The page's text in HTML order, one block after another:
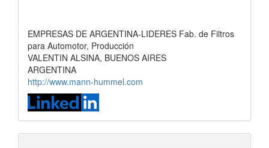
EMPRESAS DE ARGENTINA-LIDERES Fab. de Filtros
para Automotor, Producción
VALENTIN ALSINA, BUENOS AIRES
ARGENTINA
http://www.mann-hummel.com